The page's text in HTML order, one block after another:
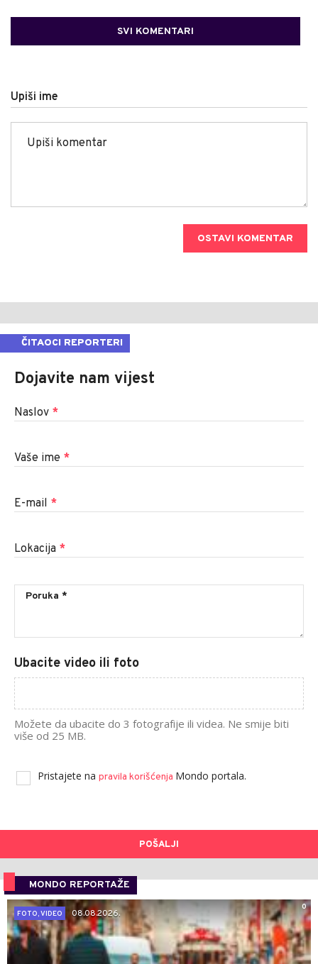
SVI KOMENTARI
Upiši ime
OSTAVI KOMENTAR
ČITAOCI REPORTERI
Dojavite nam vijest
Naslov *
Vaše ime *
E-mail *
Lokacija *
Ubacite video ili foto
Možete da ubacite do 3 fotografije ili videa. Ne smije biti
više od 25 MB.
Pristajete na pravila korišćenja Mondo portala.
POŠALJI
MONDO REPORTAŽE
0
FOTO, VIDEO
08.08.2026.